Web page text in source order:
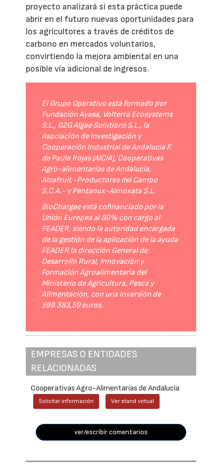
proyecto analizará si esta práctica puede
abrir en el futuro nuevas oportunidades para
los agricultores a través de créditos de
carbono en mercados voluntarios,
convirtiendo la mejora ambiental en una
posible vía adicional de ingresos.
El Grupo Operativo está formado por
Fundación Ayesa, Volterra Ecosystems
S.L., G2G Algae Solutions S.L., la
Asociación de Investigación y
Cooperación Industrial de Andalucía F.
de Paula Rojas (AICIA), Cooperativas
Agro-alimentarias de Andalucía,
Alcafruit -Productores del Campo
S.C.A.- y Pentanux-Almoxata S.L.
BioChargae está cofinanciado por la
Unión Europea al 80% con cargo al
FEADER, siendo la autoridad encargada
de la gestión de la aplicación de la ayuda
FEADER la dirección General de
Desarrollo Rural, Innovación y
Formación Agroalimentaria del
Ministerio de Agricultura, Pesca y
Alimentación, con una inversión de
599.383,59 euros.
EMPRESAS O ENTIDADES
RELACIONADAS
Cooperativas Agro-Alimentarias de Andalucía
Solicitar información Ver stand virtual
ver/escribir comentarios